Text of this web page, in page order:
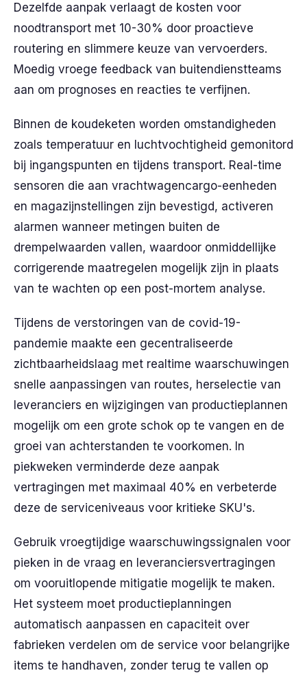
Dezelfde aanpak verlaagt de kosten voor
noodtransport met 10-30% door proactieve
routering en slimmere keuze van vervoerders.
Moedig vroege feedback van buitendienstteams
aan om prognoses en reacties te verfijnen.
Binnen de koudeketen worden omstandigheden
zoals temperatuur en luchtvochtigheid gemonitord
bij ingangspunten en tijdens transport. Real-time
sensoren die aan vrachtwagencargo-eenheden
en magazijnstellingen zijn bevestigd, activeren
alarmen wanneer metingen buiten de
drempelwaarden vallen, waardoor onmiddellijke
corrigerende maatregelen mogelijk zijn in plaats
van te wachten op een post-mortem analyse.
Tijdens de verstoringen van de covid-19-
pandemie maakte een gecentraliseerde
zichtbaarheidslaag met realtime waarschuwingen
snelle aanpassingen van routes, herselectie van
leveranciers en wijzigingen van productieplannen
mogelijk om een grote schok op te vangen en de
groei van achterstanden te voorkomen. In
piekweken verminderde deze aanpak
vertragingen met maximaal 40% en verbeterde
deze de serviceniveaus voor kritieke SKU's.
Gebruik vroegtijdige waarschuwingssignalen voor
pieken in de vraag en leveranciersvertragingen
om vooruitlopende mitigatie mogelijk te maken.
Het systeem moet productieplanningen
automatisch aanpassen en capaciteit over
fabrieken verdelen om de service voor belangrijke
items te handhaven, zonder terug te vallen op